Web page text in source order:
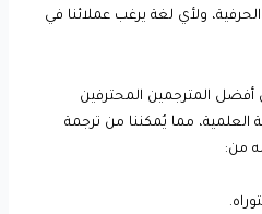
ولأي لغة يرغب عملائنا في
المترجمين المحترفين
مما يُمكننا من ترجمة
من: